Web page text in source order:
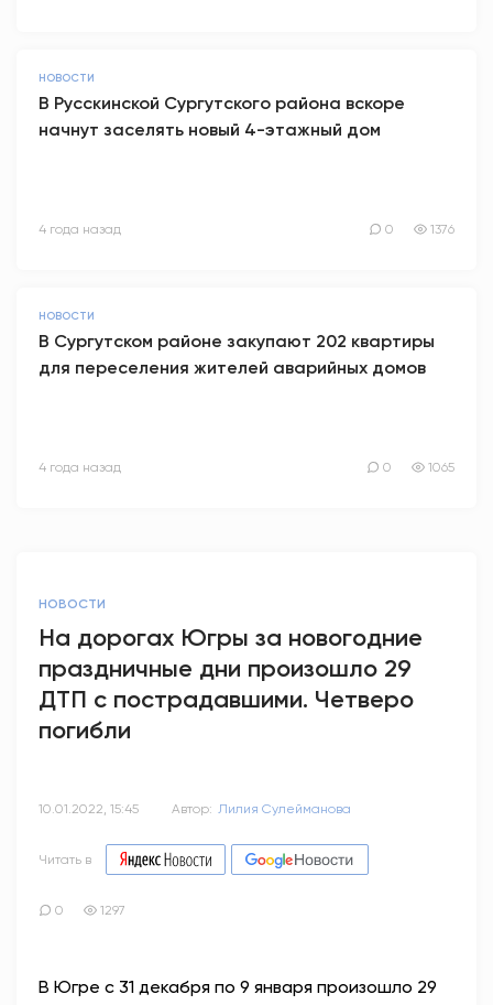
НОВОСТИ
В Русскинской Сургутского района вскоре
начнут заселять новый 4-этажный дом
4 года назад 0 1376
НОВОСТИ
В Сургутском районе закупают 202 квартиры
для переселения жителей аварийных домов
4 года назад 0 1065
НОВОСТИ
На дорогах Югры за новогодние
праздничные дни произошло 29
ДТП с пострадавшими. Четверо
погибли
10.01.2022, 15:45 Автор: Лилия Сулейманова
Читать в
0 1297
В Югре с 31 декабря по 9 января произошло 29